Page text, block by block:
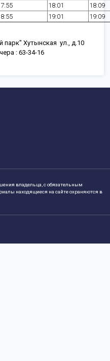
18:01
18:09
19:01 19:09
Хутынская ул., д.10
: 63-34-16
владельца, с обязательным
находящиеся на сайте охраняются в